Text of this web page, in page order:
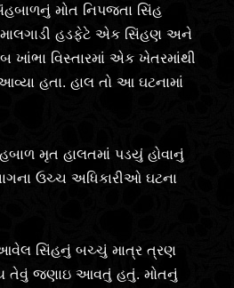
મોત નિપજતા સિંહ
હડફેટે એક સિંહણ અને
ખાંભા વિસ્તારમાં એક ખેતરમાંથી
હતા. હાલ તો આ ઘટનામાં
મૃત હાલતમાં પડયું હોવાનું
ઉચ્ચ અધિકારીઓ ઘટના
આવેલ સિંહનું બચ્ચું માત્ર ત્રણ
તેવું જણાઇ આવતું હતું. મોતનું